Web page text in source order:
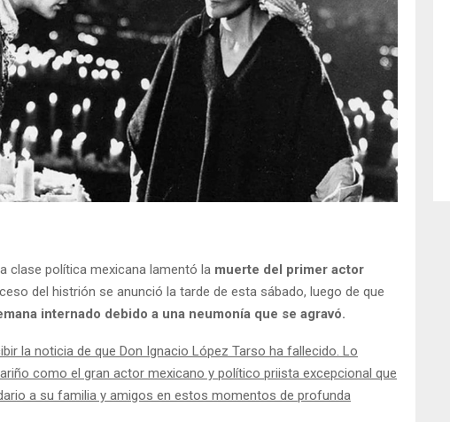
clase política mexicana lamentó la muerte del primer actor
del histrión se anunció la tarde de esta sábado, luego de que
internado debido a una neumonía que se agravó.
la noticia de que Don Ignacio López Tarso ha fallecido. Lo
como el gran actor mexicano y político priista excepcional que
a su familia y amigos en estos momentos de profunda